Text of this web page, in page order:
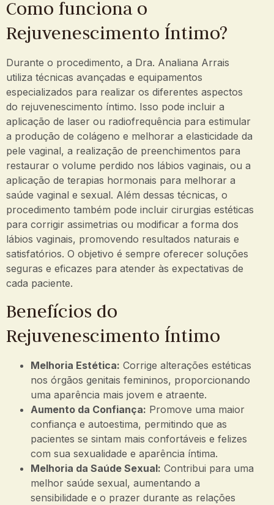
Como funciona o
Rejuvenescimento Íntimo?
Durante o procedimento, a Dra. Analiana Arrais
utiliza técnicas avançadas e equipamentos
especializados para realizar os diferentes aspectos
do rejuvenescimento íntimo. Isso pode incluir a
aplicação de laser ou radiofrequência para estimular
a produção de colágeno e melhorar a elasticidade da
pele vaginal, a realização de preenchimentos para
restaurar o volume perdido nos lábios vaginais, ou a
aplicação de terapias hormonais para melhorar a
saúde vaginal e sexual. Além dessas técnicas, o
procedimento também pode incluir cirurgias estéticas
para corrigir assimetrias ou modificar a forma dos
lábios vaginais, promovendo resultados naturais e
satisfatórios. O objetivo é sempre oferecer soluções
seguras e eficazes para atender às expectativas de
cada paciente.
Benefícios do
Rejuvenescimento Íntimo
Melhoria Estética: Corrige alterações estéticas
nos órgãos genitais femininos, proporcionando
uma aparência mais jovem e atraente.
Aumento da Confiança: Promove uma maior
confiança e autoestima, permitindo que as
pacientes se sintam mais confortáveis e felizes
com sua sexualidade e aparência íntima.
Melhoria da Saúde Sexual: Contribui para uma
melhor saúde sexual, aumentando a
sensibilidade e o prazer durante as relações